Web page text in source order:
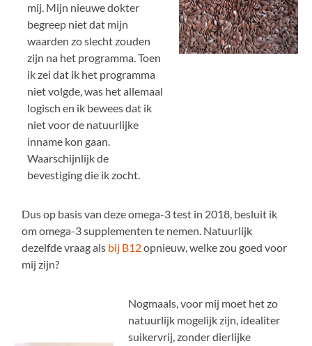
mij. Mijn nieuwe dokter
begreep niet dat mijn
waarden zo slecht zouden
zijn na het programma. Toen
ik zei dat ik het programma
niet volgde, was het allemaal
logisch en ik bewees dat ik
niet voor de natuurlijke
inname kon gaan.
Waarschijnlijk de
bevestiging die ik zocht.
Dus op basis van deze omega-3 test in 2018, besluit ik
om omega-3 supplementen te nemen. Natuurlijk
dezelfde vraag als bij B12opnieuw, welke zou goed voor
mij zijn?
Nogmaals, voor mij moet het zo
natuurlijk mogelijk zijn, idealiter
suikervrij, zonder dierlijke